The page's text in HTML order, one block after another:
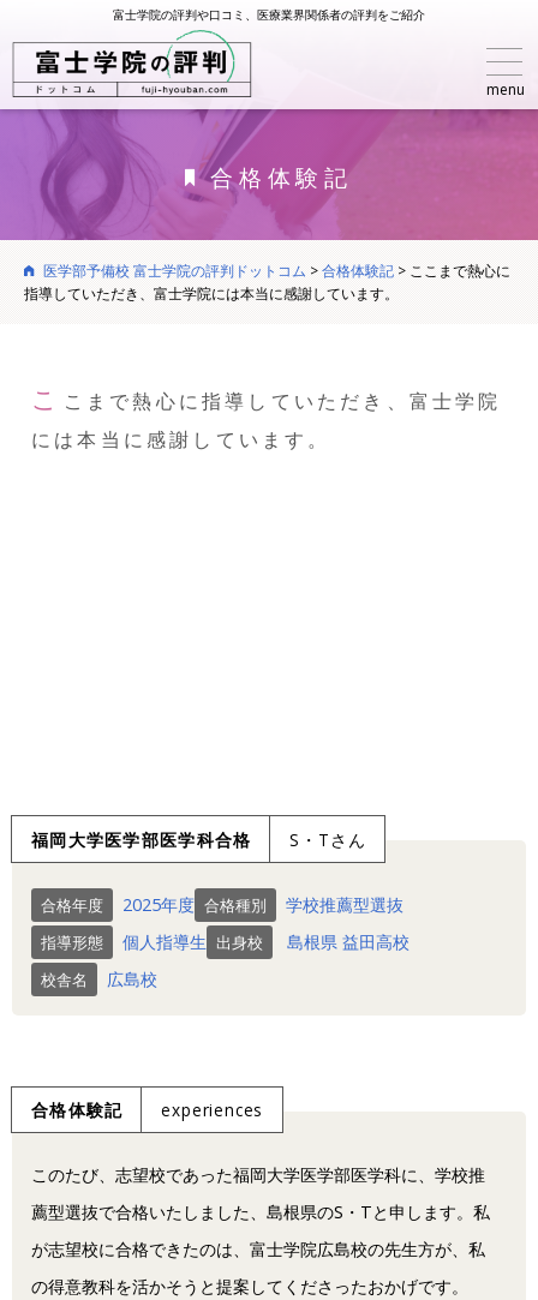
富士学院の評判や口コミ、医療業界関係者の評判をご紹介
menu
合格体験記
医学部予備校 富士学院の評判ドットコム >合格体験記 > ここまで熱心に
指導していただき、富士学院には本当に感謝しています。
こ こまで熱心に指導していただき、富士学院
には本当に感謝しています。
福岡大学医学部医学科合格 S・Tさん
合格年度 2025年度 合格種別 学校推薦型選抜
指導形態 個人指導生 出身校 島根県 益田高校
校舎名 広島校
合格体験記 experiences
このたび、志望校であった福岡大学医学部医学科に、学校推
薦型選抜で合格いたしました、島根県のS・Tと申します。私
が志望校に合格できたのは、富士学院広島校の先生方が、私
の得意教科を活かそうと提案してくださったおかげです。